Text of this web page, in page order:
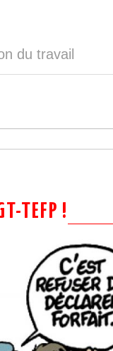
du travail
TEFP !